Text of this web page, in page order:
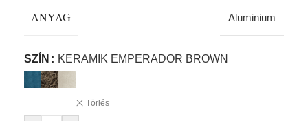
ANYAG Aluminium
SZÍN KERAMIK EMPERADOR BROWN
Törlés
Alternative: